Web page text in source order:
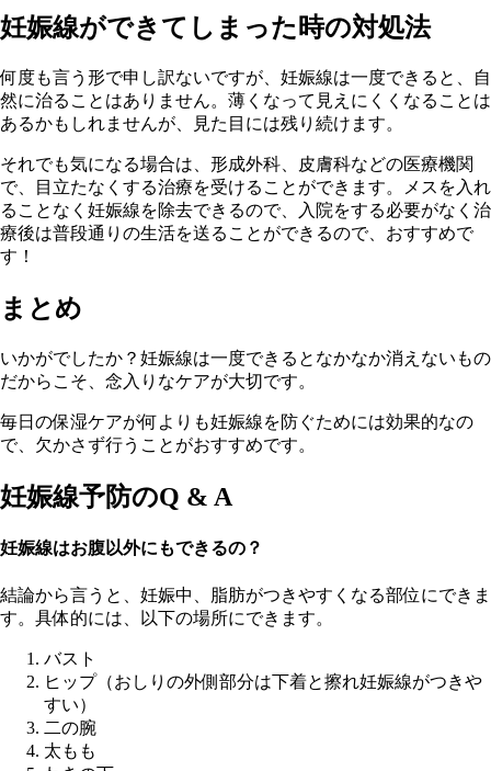
妊娠線ができてしまった時の対処法
何度も言う形で申し訳ないですが、妊娠線は一度できると、自
然に治ることはありません。薄くなって見えにくくなることは
あるかもしれませんが、見た目には残り続けます。
それでも気になる場合は、形成外科、皮膚科などの医療機関
で、目立たなくする治療を受けることができます。メスを入れ
ることなく妊娠線を除去できるので、入院をする必要がなく治
療後は普段通りの生活を送ることができるので、おすすめで
す！
まとめ
いかがでしたか？妊娠線は一度できるとなかなか消えないもの
だからこそ、念入りなケアが大切です。
毎日の保湿ケアが何よりも妊娠線を防ぐためには効果的なの
で、欠かさず行うことがおすすめです。
妊娠線予防のQ & A
妊娠線はお腹以外にもできるの？
結論から言うと、妊娠中、脂肪がつきやすくなる部位にできま
す。具体的には、以下の場所にできます。
バスト
ヒップ（おしりの外側部分は下着と擦れ妊娠線がつきや
すい）
二の腕
太もも